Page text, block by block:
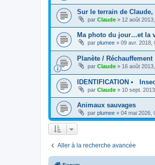
Sur le terrain de
par Claude » 12 août
Ma photo du jour…et la
par plumee » 09 avr. 2018,
Planète / Réchauffement
par Claude » 16 août
IDENTIFICATION •
par Claude » 10 sept.
Animaux sauvages
par plumee » 04 mai 2026,
Aller à la recherche avancée